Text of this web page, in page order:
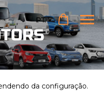
PT
da configuração.